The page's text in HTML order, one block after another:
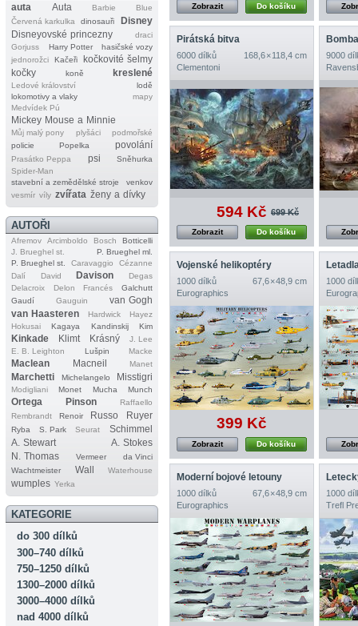
auta Auta Barbie
Blue
Červená karkulka
dinosauři
Disney
Disneyovské princezny
draci
Gorjuss
Harry Potter
hasičské vozy
jednorožci
Kačeři
kočkovité šelmy
kočky
koně kreslené
Ledové království
lodě
lokomotivy a vlaky
mapy
Medvídek Pú
Mickey Mouse a Minnie
Můj malý pony plyšáci
podmořské
policie
Popelka povolání
Prasátko Peppa psi
Sněhurka
Spider‐Man
stavební a zemědělské stroje
venkov
vesmír víly zvířata ženy a dívky
AUTOŘI
Afremov Arcimboldo Bosch
Botticelli
J. Brueghel st.
P. Brueghel ml.
P. Brueghel st.
Caravaggio
Cézanne
Dalí
David Davison
Degas
Delacroix
Delon Francés
Galchutt
Gaudí
Gauguin
van Gogh
van Haasteren
Hardwick
Hayez
Hokusai
Kagaya Kandinskij Kim
Kinkade Klimt Krásný
J. Lee
E. B. Leighton
Lušpin Macke
Maclean Macneil Manet
Marchetti Michelangelo Misstigri
Modigliani Monet Mucha Munch
Ortega Pinson
Raffaello
Rembrandt
Renoir Russo Ruyer
Ryba S. Park Seurat
Schimmel
A. Stewart
A. Stokes
N. Thomas
Vermeer
da Vinci
Wachtmeister
Wall Waterhouse
wumples Yerka
KATEGORIE
do 300 dílků
300–740 dílků
750–1250 dílků
1300–2000 dílků
3000–4000 dílků
nad 4000 dílků
Do košíku
Zobrazit
Pirátská bitva
6000 dílků
168,6 × 118,4 cm
Clementoni
594 Kč 699 Kč
Do košíku
Zobrazit
9000
Vojenské helikoptéry
1000 dílků
67,6 × 48,9 cm
Eurographics
399 Kč
Do košíku
Zobrazit
1000
Moderní bojové letouny
1000 dílků
67,6 × 48,9 cm
Eurographics
1000
Trefl